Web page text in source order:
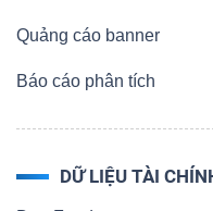
Quảng cáo banner
Báo cáo phân tích
DỮ LIỆU TÀI